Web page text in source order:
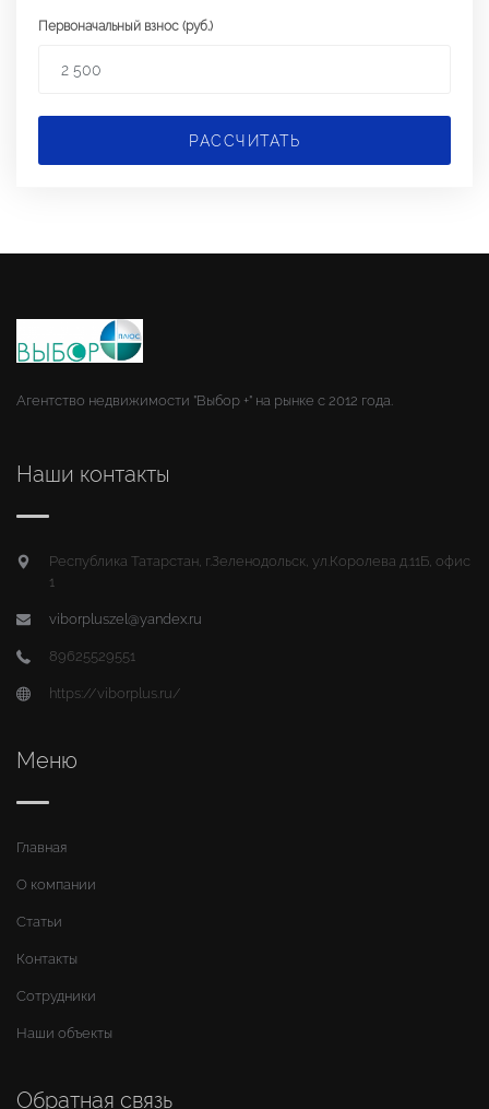
Первоначальный взнос (руб.)
РАССЧИТАТЬ
Агентство недвижимости "Выбор +" на рынке с 2012 года.
Наши контакты
Республика Татарстан, г.Зеленодольск, ул.Королева д.11Б, офис
1
viborpluszel@yandex.ru
89625529551
https://viborplus.ru/
Меню
Главная
О компании
Статьи
Контакты
Сотрудники
Наши объекты
Обратная связь